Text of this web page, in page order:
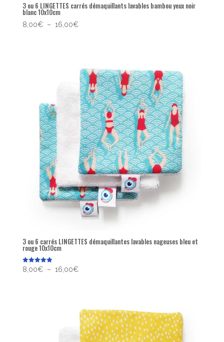
3 ou 6 LINGETTES carrés démaquillants lavables bambou yeux noir
blanc 10x10cm
8,00€ – 16,00€Plage
à
16,00€
3 ou 6 carrés LINGETTES démaquillantes lavables nageuses bleu et
rouge 10x10cm
Note
5.00
8,00€ – 16,00€Plage
à
16,00€